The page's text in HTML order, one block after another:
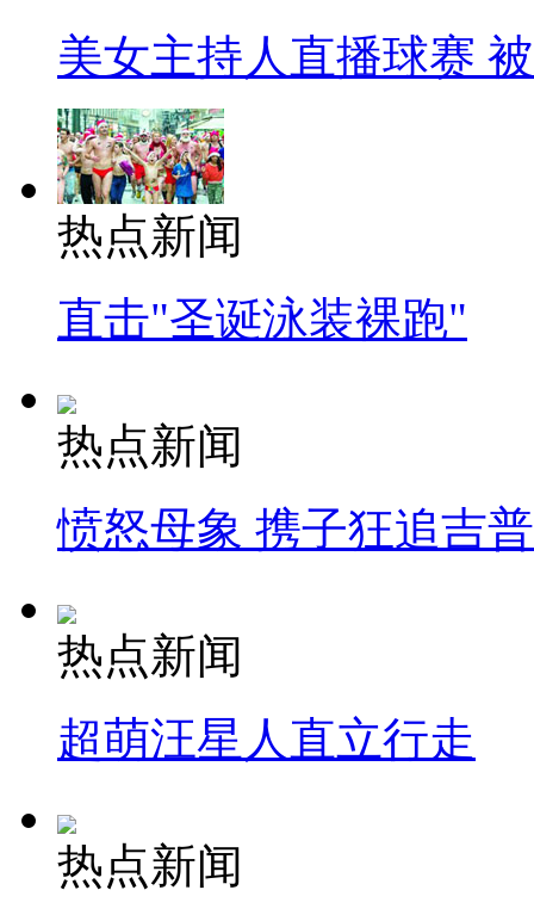
美女主持人直播球赛
热点新闻
直击"圣诞泳装裸跑"
热点新闻
愤怒母象 携子狂追吉
热点新闻
超萌汪星人直立行走
热点新闻